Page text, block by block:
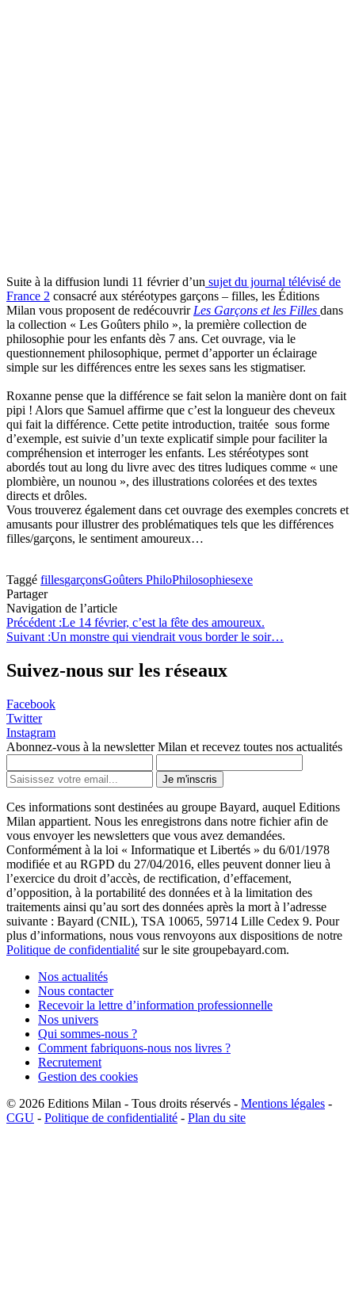
Suite à la diffusion lundi 11 février d’un sujet du journal télévisé de
France 2 consacré aux stéréotypes garçons – filles, les Éditions
Milan vous proposent de redécouvrir Les Garçons et les Filles dans
la collection « Les Goûters philo », la première collection de
philosophie pour les enfants dès 7 ans. Cet ouvrage, via le
questionnement philosophique, permet d’apporter un éclairage
simple sur les différences entre les sexes sans les stigmatiser.
Roxanne pense que la différence se fait selon la manière dont on fait
pipi ! Alors que Samuel affirme que c’est la longueur des cheveux
qui fait la différence. Cette petite introduction, traitée sous forme
d’exemple, est suivie d’un texte explicatif simple pour faciliter la
compréhension et interroger les enfants. Les stéréotypes sont
abordés tout au long du livre avec des titres ludiques comme « une
plombière, un nounou », des illustrations colorées et des textes
directs et drôles.
Vous trouverez également dans cet ouvrage des exemples concrets et
amusants pour illustrer des problématiques tels que les différences
filles/garçons, le sentiment amoureux…
Taggé fillesgarçonsGoûters PhiloPhilosophiesexe
Partager
Navigation de l’article
Précédent :Le 14 février, c’est la fête des amoureux.
Suivant :Un monstre qui viendrait vous border le soir…
Suivez-nous sur les réseaux
Facebook
Twitter
Instagram
Abonnez-vous à la newsletter Milan et recevez toutes nos actualités
Je m'inscris
Ces informations sont destinées au groupe Bayard, auquel Editions
Milan appartient. Nous les enregistrons dans notre fichier afin de
vous envoyer les newsletters que vous avez demandées.
Conformément à la loi « Informatique et Libertés » du 6/01/1978
modifiée et au RGPD du 27/04/2016, elles peuvent donner lieu à
l’exercice du droit d’accès, de rectification, d’effacement,
d’opposition, à la portabilité des données et à la limitation des
traitements ainsi qu’au sort des données après la mort à l’adresse
suivante : Bayard (CNIL), TSA 10065, 59714 Lille Cedex 9. Pour
plus d’informations, nous vous renvoyons aux dispositions de notre
Politique de confidentialité sur le site groupebayard.com.
Nos actualités
Nous contacter
Recevoir la lettre d’information professionnelle
Nos univers
Qui sommes-nous ?
Comment fabriquons-nous nos livres ?
Recrutement
Gestion des cookies
© 2026 Editions Milan - Tous droits réservés - Mentions légales -
CGU - Politique de confidentialité - Plan du site